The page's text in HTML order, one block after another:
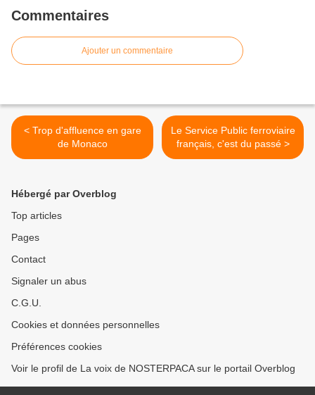
Commentaires
Ajouter un commentaire
< Trop d'affluence en gare
de Monaco
Le Service Public ferroviaire
français, c'est du passé >
Hébergé par Overblog
Top articles
Pages
Contact
Signaler un abus
C.G.U.
Cookies et données personnelles
Préférences cookies
Voir le profil de La voix de NOSTERPACA sur le portail Overblog